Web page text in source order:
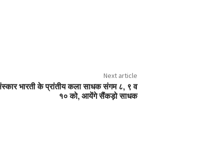
Next article
भारती के प्रांतीय कला साधक संगम ८, ९ व
१० को, आयेंगे सैंकड़ो साधक